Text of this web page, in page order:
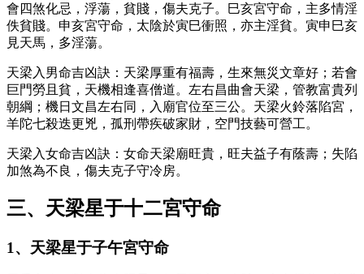
會四煞化忌，浮蕩，貧賤，傷夫克子。巳亥宮守命，主多情淫
佚貧賤。申亥宮守命，太陰於寅巳衝照，亦主淫貧。寅申巳亥
見天馬，多淫蕩。
天梁入男命吉凶訣：天梁厚重有福壽，生來無災文章好；若會
巨門勞且貧，天機相逢喜僧道。左右昌曲會天梁，管教富貴列
朝綱；機日文昌左右同，入廟官位至三公。天梁火鈴落陷宮，
羊陀七殺迭更兇，孤刑帶疾破家財，空門技藝可營工。
天梁入女命吉凶訣：女命天梁廟旺貴，旺夫益子有蔭壽；失陷
加煞為不良，傷夫克子守冷房。
三、天梁星于十二宮守命
1、天梁星于子午宮守命